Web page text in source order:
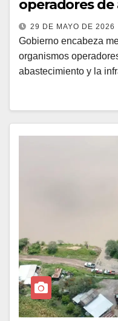
operadores
29 DE MAYO DE 2026
Gobierno encabeza
organismos
abastecimiento y la